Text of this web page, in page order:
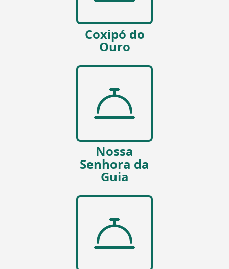
Coxipó do
Ouro
Nossa
Senhora da
Guia